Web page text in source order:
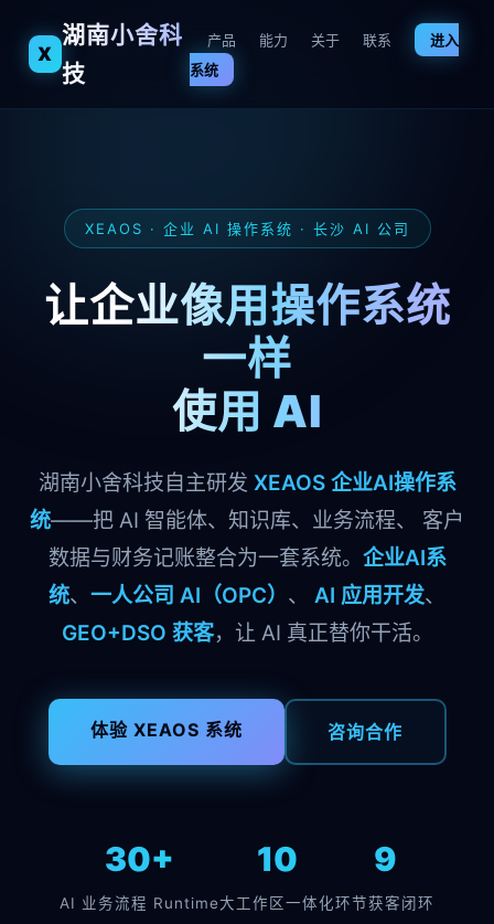
X
湖南小舍科
技
产品 能力 关于 联系
进入
系统
XEAOS · 企业 AI 操作系统 · 长沙 AI 公司
让企业像用操作系统
一样
使用 AI
湖南小舍科技自主研发 XEAOS 企业AI操作系
统——把 AI 智能体、知识库、业务流程、 客户
数据与财务记账整合为一套系统。 企业AI系
统、 一人公司 AI（OPC） 、 AI 应用开发、
GEO+DSO 获客，让 AI 真正替你干活。
体验 XEAOS 系统 咨询合作
30+
AI 业务流程 Runtime
10
大工作区一体化
9
环节获客闭环